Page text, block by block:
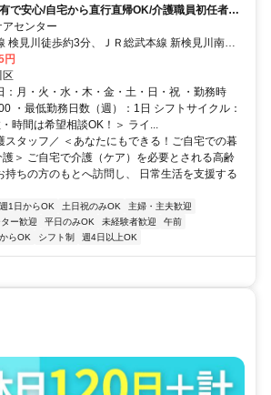
で安心/自宅から直行直帰OK/介護職員初任者研
センター
検見川徒歩約3分、ＪＲ総武本線 新検見川南口
本線 幕張北口徒歩約15分
円
区
：月・火・水・木・金・土・日・祝 ・勤務時
・最低勤務日数（週）：1日 シフトサイクル：
時間は希望相談OK！＞ ライ...
スタッフ／ ＜あなたにもできる！ご自宅での暮
＞ ご自宅で介護（ケア）を必要とされる高齢
持ちの方のもとへ訪問し、 日常生活を支援する
週1日からOK 土日祝のみOK
主婦・主夫歓迎
ー歓迎 平日のみOK 未経験者歓迎
午前
らOK シフト制 週4日以上OK